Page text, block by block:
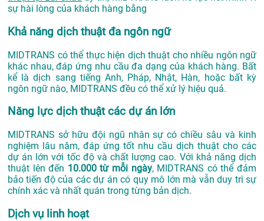
sự hài lòng của khách hàng bằng
Khả năng dịch thuật đa ngôn ngữ
MIDTRANS có thể thực hiện dịch thuật cho nhiều ngôn ngữ
khác nhau, đáp ứng nhu cầu đa dạng của khách hàng. Bất
kể là dịch sang tiếng Anh, Pháp, Nhật, Hàn, hoặc bất kỳ
ngôn ngữ nào, MIDTRANS đều có thể xử lý hiệu quả.
Năng lực dịch thuật các dự án lớn
MIDTRANS sở hữu đội ngũ nhân sự có chiều sâu và kinh
nghiệm lâu năm, đáp ứng tốt nhu cầu dịch thuật cho các
dự án lớn với tốc độ và chất lượng cao. Với khả năng dịch
thuật lên đến 10.000 từ mỗi ngày, MIDTRANS có thể đảm
bảo tiến độ của các dự án có quy mô lớn mà vẫn duy trì sự
chính xác và nhất quán trong từng bản dịch.
Dịch vụ linh hoạt